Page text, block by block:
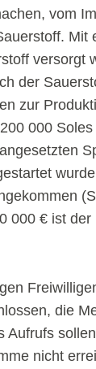
vom
Mit
versorgt
der
zur
000
000 € ist
die
nicht